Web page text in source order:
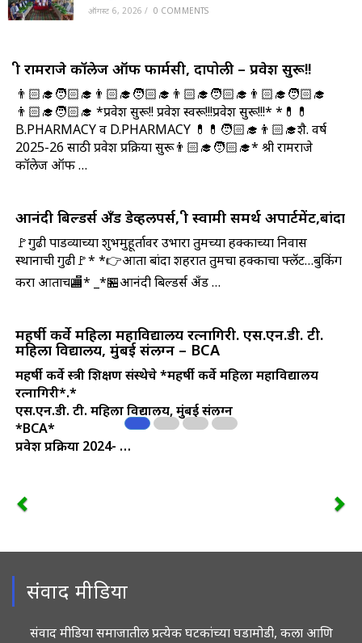
ऑगस्ट 6, 2026 / 0 COMMENTS
श्री रामराजे कॉलेज ऑफ फार्मसी, दापोली – प्रवेश सुरू!!
👨🏻‍🎓🧑🏻‍🎓👨🏻‍🎓🧑🏻‍🎓👨🏻‍🎓🧑🏻‍🎓👨🏻‍🎓🧑🏻‍🎓
👨🏻‍🎓🧑🏻‍🎓 *प्रवेश सुरू!! प्रवेश स्वरू!!!प्रवेश सुरू!!!* *💊💊
B.PHARMACY व D.PHARMACY 💊💊🧑🏻‍🎓👨🏻‍🎓शै. वर्ष
2025-26 साठी प्रवेश प्रक्रिया सुरू👨🏻‍🎓🧑🏻‍🎓* श्री रामराजे
कॉलेज ऑफ …
आनंदी बिल्डर्स अँड डेव्हलपर्स, श्री स्वामी समर्थ अपार्टमेंट,बांदा
🚩गुढी पाडव्याच्या शुभमुहूर्तावर उभारा तुमच्या हक्काच्या निवास
स्थानाची गुढी🚩* *👉आता बांदा शहरात तुमचा हक्काचा फ्लॅट…बुकिंग
करा आताच🏬* _*🏪आनंदी बिल्डर्स अँड …
महर्षी कर्वे महिला महाविद्यालय रत्नागिरी. एस.एन.डी. टी.
महिला विद्यालय, मुंबई संलग्न – BCA
महर्षी कर्वे स्त्री शिक्षण संस्थेचे*महर्षी कर्वे महिला महाविद्यालय
रत्नागिरी*.*
एस.एन.डी. टी. महिला विद्यालय, मुंबई संलग्न
*BCA*
प्रवेश प्रक्रिया 2024- …
संवाद मीडिया
संवाद मीडिया समाजातील प्रत्येक घटकांच्या घडामोडी, कला आणि